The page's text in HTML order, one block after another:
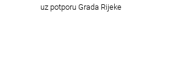
uz potporu Grada Rijeke